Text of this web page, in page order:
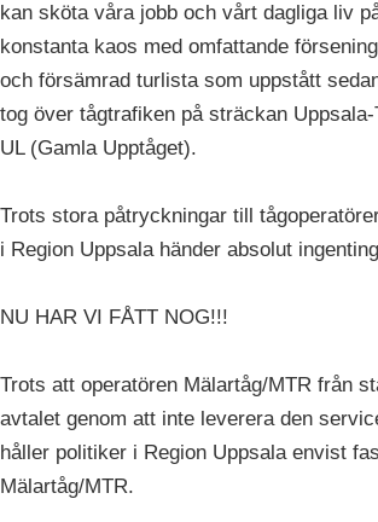
kan sköta våra jobb och vårt dagliga liv
konstanta kaos med omfattande
och försämrad turlista som uppstått
tog över tågtrafiken på sträckan
UL (Gamla Upptåget).
Trots stora påtryckningar till
i Region Uppsala händer absolut
NU HAR VI FÅTT NOG!!!
Trots att operatören Mälartåg/MTR från
avtalet genom att inte leverera den
håller politiker i Region Uppsala envist
Mälartåg/MTR.